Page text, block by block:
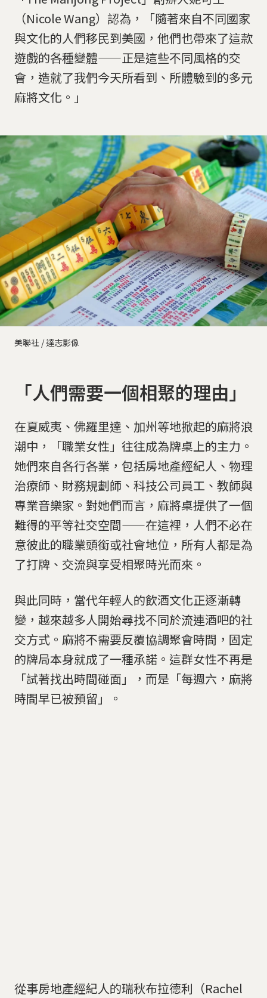
（Nicole Wang）認為，「隨著來自不同國家
與文化的人們移民到美國，他們也帶來了這款
遊戲的各種變體——正是這些不同風格的交
會，造就了我們今天所看到、所體驗到的多元
麻將文化。」
美聯社 / 達志影像
「人們需要一個相聚的理由」
在夏威夷、佛羅里達、加州等地掀起的麻將浪
潮中，「職業女性」往往成為牌桌上的主力。
她們來自各行各業，包括房地產經紀人、物理
治療師、財務規劃師、科技公司員工、教師與
專業音樂家。對她們而言，麻將桌提供了一個
難得的平等社交空間——在這裡，人們不必在
意彼此的職業頭銜或社會地位，所有人都是為
了打牌、交流與享受相聚時光而來。
與此同時，當代年輕人的飲酒文化正逐漸轉
變，越來越多人開始尋找不同於流連酒吧的社
交方式。麻將不需要反覆協調聚會時間，固定
的牌局本身就成了一種承諾。這群女性不再是
「試著找出時間碰面」，而是「每週六，麻將
時間早已被預留」。
從事房地產經紀人的瑞秋布拉德利（Rachel